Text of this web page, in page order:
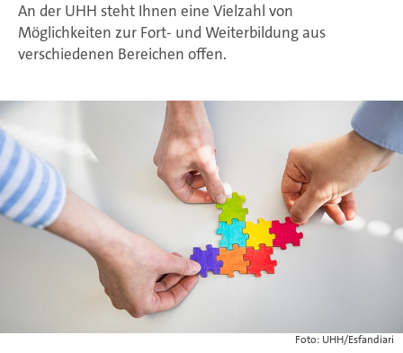
An der UHH steht Ihnen eine Vielzahl von
Möglichkeiten zur Fort- und Weiterbildung aus
verschiedenen Bereichen offen.
Foto: UHH/Esfandiari